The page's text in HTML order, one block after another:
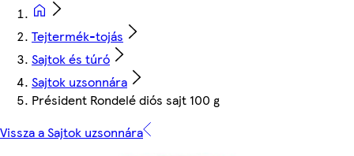
Tejtermék-tojás
Sajtok és túró
Sajtok uzsonnára
Président Rondelé diós sajt 100 g
Vissza a Sajtok uzsonnára